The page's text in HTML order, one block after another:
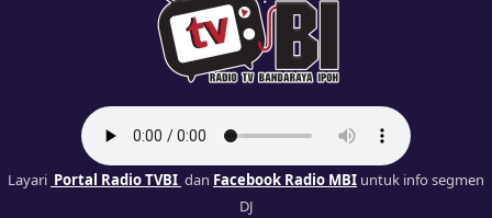
Layari Portal Radio TVBI dan Facebook Radio MBI untuk info segmen
DJ